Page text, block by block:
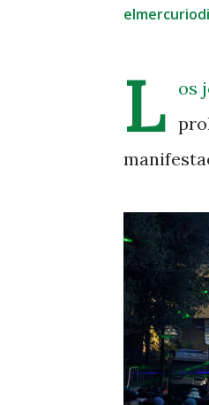
L
os